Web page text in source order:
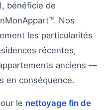
bénéficie de
Nos
les particularités
récentes,
anciens —
en conséquence.
le nettoyage fin de